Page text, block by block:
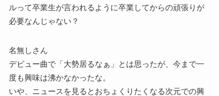
ルって卒業生が言われるように卒業してからの頑張りが
必要なんじゃない？
名無しさん
デビュー曲で「大勢居るなぁ」とは思ったが、今まで一
度も興味は沸かなかったな。
いや、ニュースを見るとおちょくりたくなる次元での興